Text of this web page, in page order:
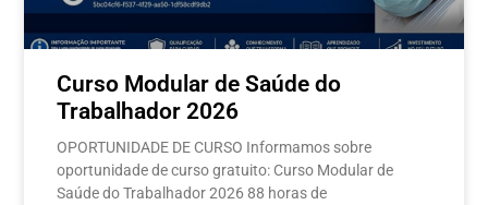
Curso Modular de Saúde do
Trabalhador 2026
OPORTUNIDADE DE CURSO Informamos sobre
oportunidade de curso gratuito: Curso Modular de
Saúde do Trabalhador 2026 88 horas de